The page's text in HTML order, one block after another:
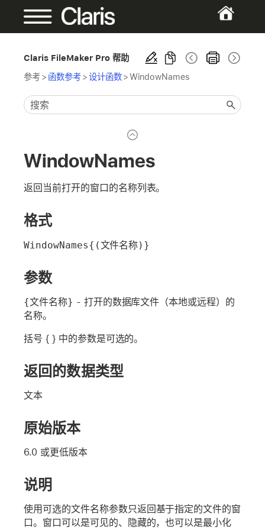
Claris FileMaker Pro 帮助
参考> 函数参考>设计函数 >WindowNames
WindowNames
返回当前打开的窗口的名称列表。
格式
WindowNames{(文件名称)}
参数
{文件名称} - 打开的数据库文件（本地或远程）的
名称。
括号 { } 中的参数是可选的。
返回的数据类型
文本
原始版本
6.0 或更低版本
说明
使用可选的文件名称参数只返回基于指定的文件的窗
口。窗口可以是可见的、隐藏的，也可以是最小化